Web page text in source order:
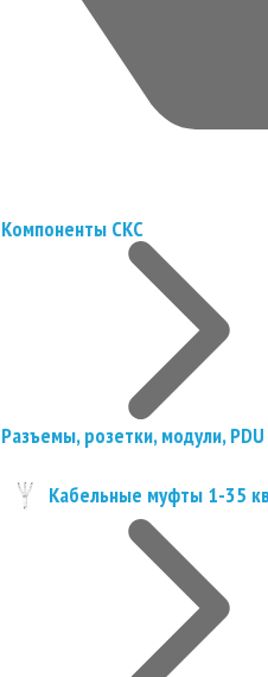
Компоненты СКС
Разъемы, розетки, модули, PDU
Кабельные муфты 1-35